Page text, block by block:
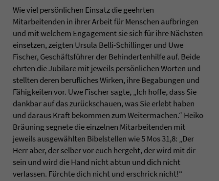
Wie viel persönlichen Einsatz die geehrten
Mitarbeitenden in ihrer Arbeit für Menschen aufbringen
und mit welchem Engagement sie sich für ihre Nächsten
einsetzen, zeigten Ursula Belli-Schillinger und Uwe
Fischer, Geschäftsführer der Behindertenhilfe auf. Beide
ehrten die Jubilare mit jeweils persönlichen Worten und
stellten deren berufliches Wirken, ihre Begabungen und
Fähigkeiten vor. Uwe Fischer sagte, „Ich hoffe, dass Sie
dankbar auf das zurückschauen, was Sie erlebt haben
und daraus Kraft bekommen zum Weitermachen.“ Heiko
Bräuning segnete die einzelnen Mitarbeitenden mit
jeweils ausgewählten Bibelstellen wie 5 Mos 31,8: „Der
Herr aber, der selber vor euch hergeht, der wird mit dir
sein und wird die Hand nicht abtun und dich nicht
verlassen. Fürchte dich nicht und erschrick nicht!“